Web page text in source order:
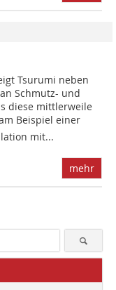
Tsurumi neben
Schmutz- und
diese mittlerweile
Beispiel einer
mit...
mehr